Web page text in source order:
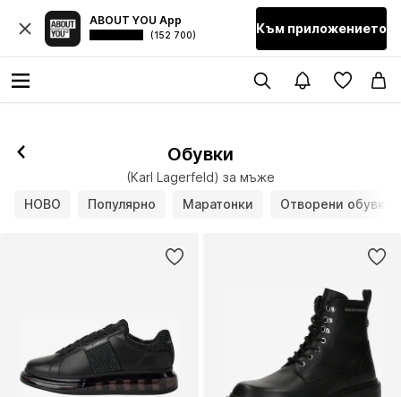
ABOUT YOU App
(152 700) Към приложението
Обувки
(Karl Lagerfeld) за мъже
НОВО
Популярно Маратонки Отворени обувки